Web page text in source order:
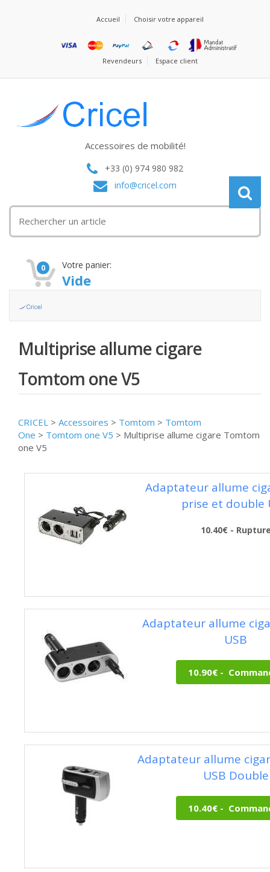
Accueil Choisir votre appareil
Revendeurs Espace client
Accessoires de mobilité!
+33 (0) 974 980 982
info@cricel.com
0 Votre panier:
Vide
Multiprise allume cigare
Tomtom one V5
CRICEL > Accessoires > Tomtom > Tomtom
One > Tomtom one V5 > Multiprise allume cigare Tomtom
one V5
Adaptateur allume
prise et double
10.40€ -
Adaptateur allume
USB
Adaptateur allume
USB Double